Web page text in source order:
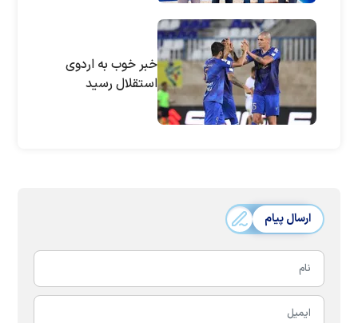
خبر خوب به اردوی
استقلال رسید
ارسال پیام